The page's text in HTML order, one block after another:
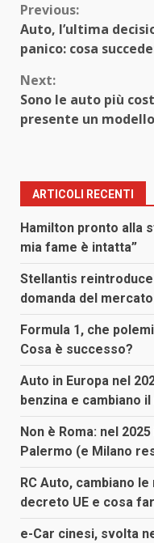
Continue
Reading
Previous:
Auto, l’ultima
panico: cosa
Next:
Sono le auto più
presente un
ARTICOLI RECENTI
Hamilton pronto alla
mia fame è intatta”
Stellantis
domanda del
Formula 1, che
Cosa è successo?
Auto in Europa nel
benzina e cambiano
Non è Roma: nel
Palermo (e Milano
RC Auto, cambiano
decreto UE e cosa
e-Car cinesi, svolta